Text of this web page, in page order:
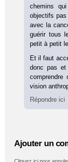
chemins
objectifs pas
avec la
guérir tous
petit à petit
Et il faut
donc pas et
vision
Répondre ici
Ajouter un
Cliquez ici pour